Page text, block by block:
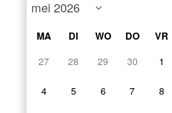
MA DI WO DO VR
27
28 29 30 1
4 5 6 7 8